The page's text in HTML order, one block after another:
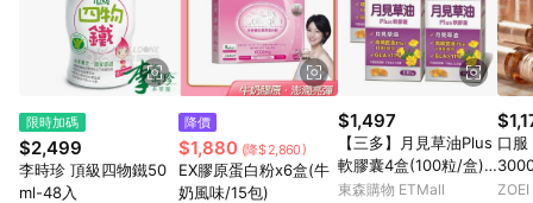
限時加碼
$2,499
李時珍 頂級四物鐵50
ml-48入
降價
$1,880 (降$2,860)
EX膠原蛋白粉x6盒(牛
奶風味/15包)
$1,497
【三多】月見草油Plus
軟膠囊4盒(100粒/盒)
組
東森購物 ETMall
口服
蘭」
ZOEI